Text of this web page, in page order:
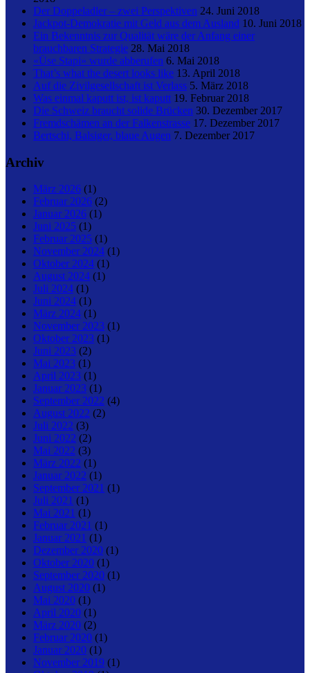
Der Doppeladler – zwei Perspektiven 24. Juni 2018
Jackpot-Demokratie mit Geld aus dem Ausland 10. Juni 2018
Ein Bekenntnis zur Qualität wäre der Anfang einer
brauchbaren Strategie 28. Mai 2018
«Üse Stapi» wurde abberufen 6. Mai 2018
That’s what the desert looks like 13. April 2018
Auf die Zivilgesellschaft ist Verlass 5. März 2018
Was einmal kaputt ist, ist kaputt 19. Februar 2018
Die Schweiz braucht solide Brücken 30. Dezember 2017
Fremdschämen an der Falkenstrasse 17. Dezember 2017
Bertschi, Balsiger, blaue Augen 7. Dezember 2017
Archiv
März 2026 (1)
Februar 2026 (2)
Januar 2026 (1)
Juni 2025 (1)
Februar 2025 (1)
November 2024 (1)
Oktober 2024 (1)
August 2024 (1)
Juli 2024 (1)
Juni 2024 (1)
März 2024 (1)
November 2023 (1)
Oktober 2023 (1)
Juni 2023 (2)
Mai 2023 (1)
April 2023 (1)
Januar 2023 (1)
September 2022 (4)
August 2022 (2)
Juli 2022 (3)
Juni 2022 (2)
Mai 2022 (3)
März 2022 (1)
Januar 2022 (1)
September 2021 (1)
Juli 2021 (1)
Mai 2021 (1)
Februar 2021 (1)
Januar 2021 (1)
Dezember 2020 (1)
Oktober 2020 (1)
September 2020 (1)
August 2020 (1)
Mai 2020 (1)
April 2020 (1)
März 2020 (2)
Februar 2020 (1)
Januar 2020 (1)
November 2019 (1)